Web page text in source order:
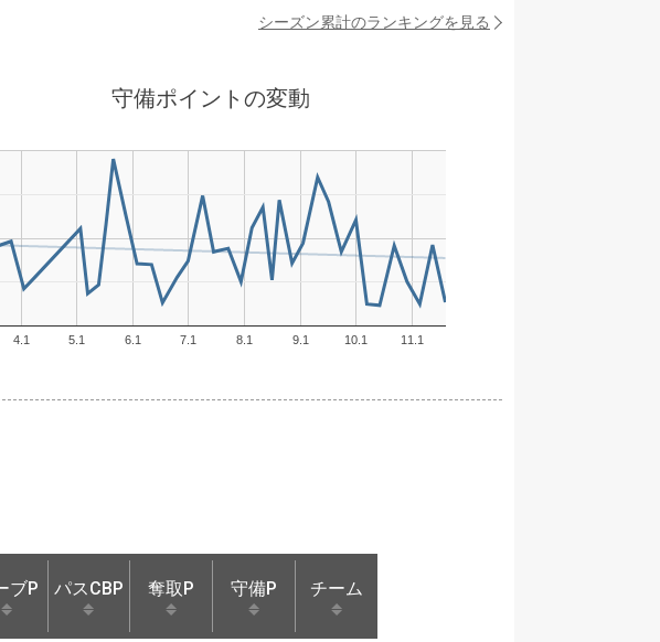
シーズン累計のランキングを見る
守備ポイントの変動
4.1 5.1 6.1 7.1 8.1 9.1 10.1 11.1
ブP パスCBP 奪取P 守備P チーム